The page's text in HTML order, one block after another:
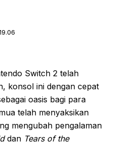
Switch 2 telah
konsol ini dengan cepat
oasis bagi para
telah menyaksikan
mengubah pengalaman
dan Tears of the